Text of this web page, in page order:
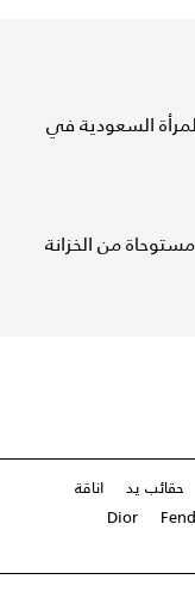
السعودية في
من الخزانة
حقائب يد
اناقة
Dior